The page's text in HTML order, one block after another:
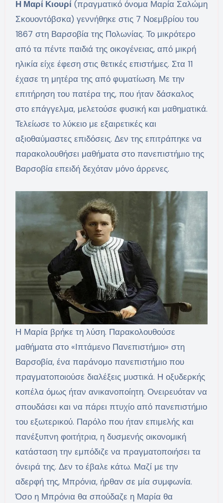
Η Μαρί Κιουρί (πραγματικό όνομα Μαρία Σαλώμη
Σκουοντόβσκα) γεννήθηκε στις 7 Νοεμβρίου του
1867 στη Βαρσοβία της Πολωνίας. Το μικρότερο
από τα πέντε παιδιά της οικογένειας, από μικρή
ηλικία είχε έφεση στις θετικές επιστήμες. Στα 11
έχασε τη μητέρα της από φυματίωση. Με την
επιτήρηση του πατέρα της, που ήταν δάσκαλος
στο επάγγελμα, μελετούσε φυσική και μαθηματικά.
Τελείωσε το λύκειο με εξαιρετικές και
αξιοθαύμαστες επιδόσεις. Δεν της επιτράπηκε να
παρακολουθήσει μαθήματα στο πανεπιστήμιο της
Βαρσοβία επειδή δεχόταν μόνο άρρενες.
Η Μαρία βρήκε τη λύση. Παρακολουθούσε
μαθήματα στο «Ιπτάμενο Πανεπιστήμιο» στη
Βαρσοβία, ένα παράνομο πανεπιστήμιο που
πραγματοποιούσε διαλέξεις μυστικά. Η οξυδερκής
κοπέλα όμως ήταν ανικανοποίητη. Ονειρευόταν να
σπουδάσει και να πάρει πτυχίο από πανεπιστήμιο
του εξωτερικού. Παρόλο που ήταν επιμελής και
πανέξυπνη φοιτήτρια, η δυσμενής οικονομική
κατάσταση την εμπόδιζε να πραγματοποιήσει τα
όνειρά της. Δεν το έβαλε κάτω. Μαζί με την
αδερφή της, Μπρόνια, ήρθαν σε μία συμφωνία.
Όσο η Μπρόνια θα σπούδαζε η Μαρία θα